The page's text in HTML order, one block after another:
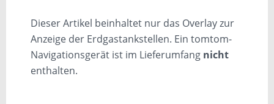
Dieser Artikel beinhaltet nur das Overlay zur
Anzeige der Erdgastankstellen. Ein tomtom-
Navigationsgerät ist im Lieferumfang nicht
enthalten.